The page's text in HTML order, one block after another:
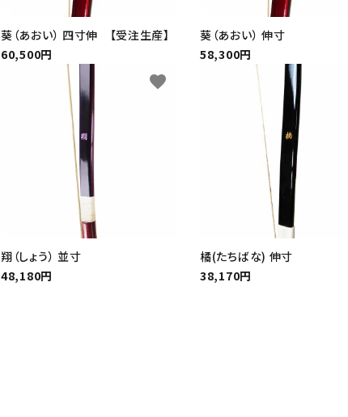
葵（あおい） 四寸伸 【受注生産】
60,500円
葵（あおい） 伸寸
58,300円
翔（しょう） 並寸
48,180円
favorite
橘(たちばな) 伸寸
38,170円